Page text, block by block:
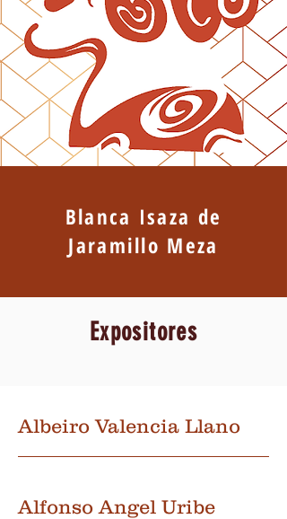
Blanca Isaza de
Jaramillo Meza
Expositores
Albeiro Valencia Llano
Alfonso Angel Uribe